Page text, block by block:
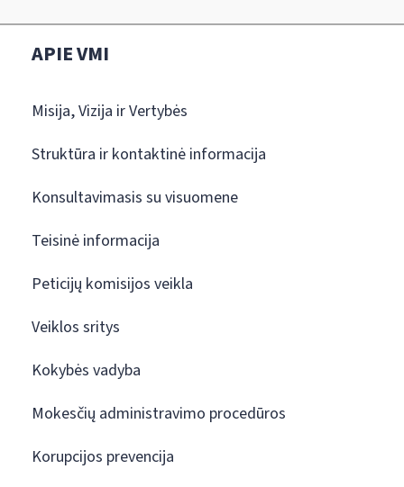
APIE VMI
Misija, Vizija ir Vertybės
Struktūra ir kontaktinė informacija
Konsultavimasis su visuomene
Teisinė informacija
Peticijų komisijos veikla
Veiklos sritys
Kokybės vadyba
Mokesčių administravimo procedūros
Korupcijos prevencija